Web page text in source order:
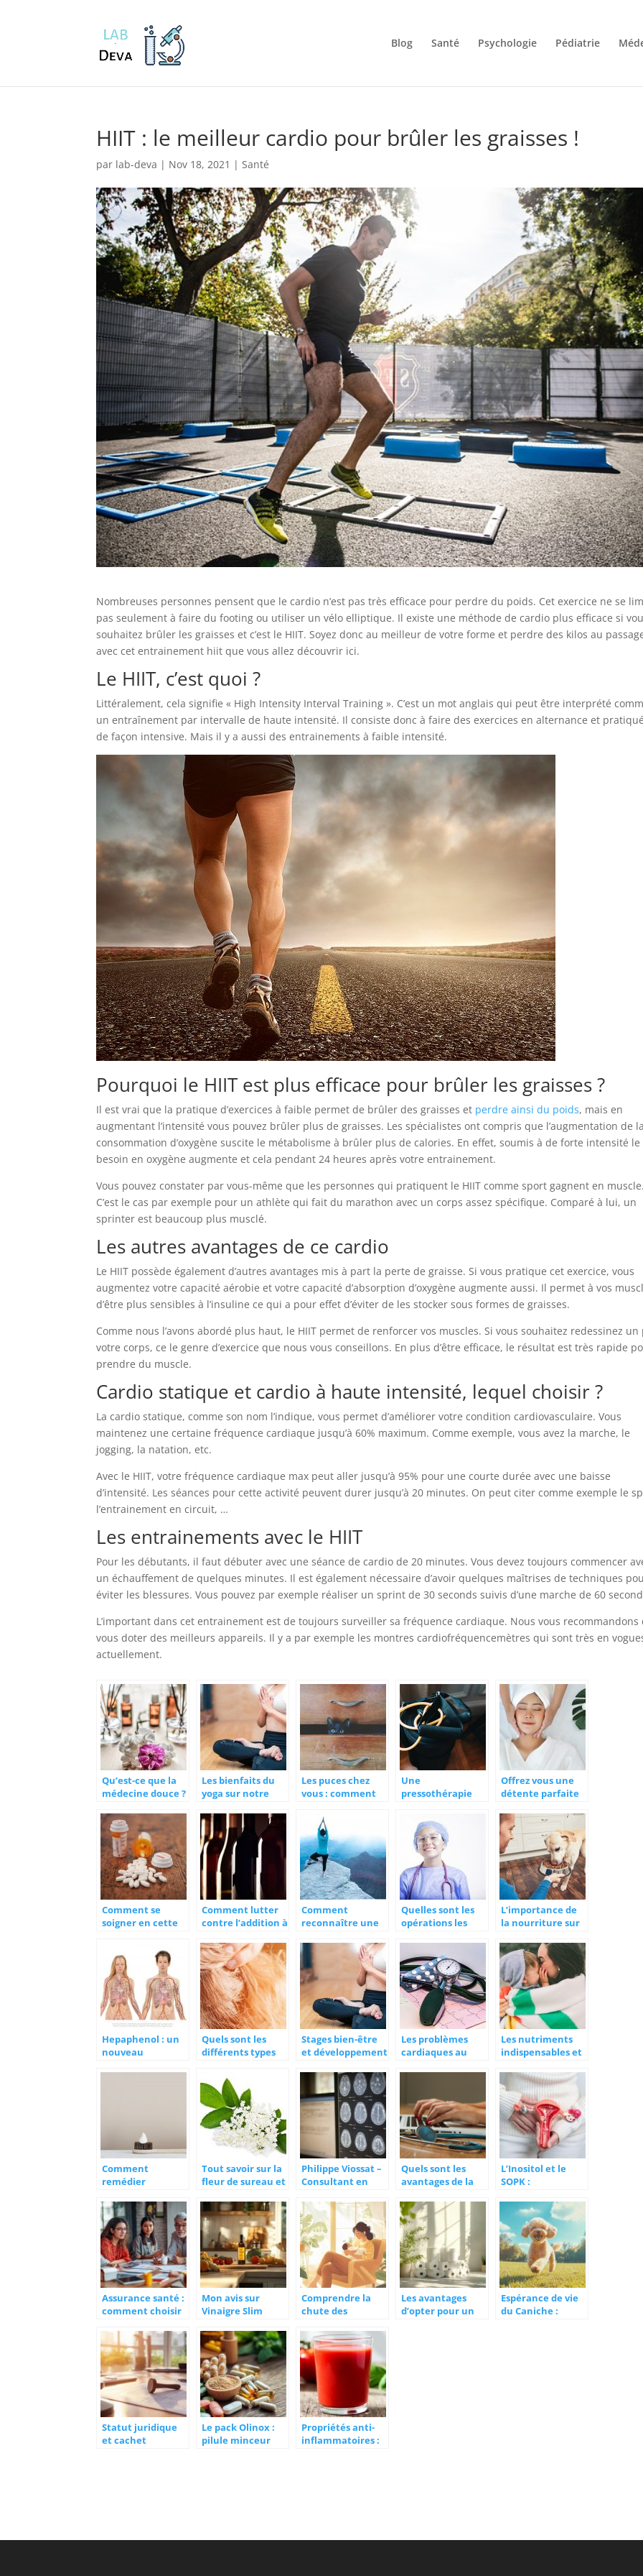
Blog Santé Psychologie Pédiatrie
HIIT : le meilleur cardio pour brûler les graisses !
par lab-deva | Nov 18, 2021 |Santé
Nombreuses personnes pensent que le cardio n’est pas très efficace pour perdre du poids. Cet exercice ne se
pas seulement à faire du footing ou utiliser un vélo elliptique. Il existe une méthode de cardio plus efficace si
souhaitez brûler les graisses et c’est le HIIT. Soyez donc au meilleur de votre forme et perdre des kilos au
avec cet entrainement hiit que vous allez découvrir ici.
Le HIIT, c’est quoi ?
Littéralement, cela signifie « High Intensity Interval Training ». C’est un mot anglais qui peut être interprété
un entraînement par intervalle de haute intensité. Il consiste donc à faire des exercices en alternance et
de façon intensive. Mais il y a aussi des entrainements à faible intensité.
Pourquoi le HIIT est plus efficace pour brûler les graisses ?
Il est vrai que la pratique d’exercices à faible permet de brûler des graisses et perdre ainsi du poids, mais en
augmentant l’intensité vous pouvez brûler plus de graisses. Les spécialistes ont compris que l’augmentation de
consommation d’oxygène suscite le métabolisme à brûler plus de calories. En effet, soumis à de forte intensité le
besoin en oxygène augmente et cela pendant 24 heures après votre entrainement.
Vous pouvez constater par vous-même que les personnes qui pratiquent le HIIT comme sport gagnent en
C’est le cas par exemple pour un athlète qui fait du marathon avec un corps assez spécifique. Comparé à lui, un
sprinter est beaucoup plus musclé.
Les autres avantages de ce cardio
Le HIIT possède également d’autres avantages mis à part la perte de graisse. Si vous pratique cet exercice, vous
augmentez votre capacité aérobie et votre capacité d’absorption d’oxygène augmente aussi. Il permet à vos
d’être plus sensibles à l’insuline ce qui a pour effet d’éviter de les stocker sous formes de graisses.
Comme nous l’avons abordé plus haut, le HIIT permet de renforcer vos muscles. Si vous souhaitez redessinez un
votre corps, ce le genre d’exercice que nous vous conseillons. En plus d’être efficace, le résultat est très rapide
prendre du muscle.
Cardio statique et cardio à haute intensité, lequel choisir ?
La cardio statique, comme son nom l’indique, vous permet d’améliorer votre condition cardiovasculaire. Vous
maintenez une certaine fréquence cardiaque jusqu’à 60% maximum. Comme exemple, vous avez la marche, le
jogging, la natation, etc.
Avec le HIIT, votre fréquence cardiaque max peut aller jusqu’à 95% pour une courte durée avec une baisse
d’intensité. Les séances pour cette activité peuvent durer jusqu’à 20 minutes. On peut citer comme exemple le
l’entrainement en circuit, …
Les entrainements avec le HIIT
Pour les débutants, il faut débuter avec une séance de cardio de 20 minutes. Vous devez toujours commencer
un échauffement de quelques minutes. Il est également nécessaire d’avoir quelques maîtrises de techniques
éviter les blessures. Vous pouvez par exemple réaliser un sprint de 30 seconds suivis d’une marche de 60
L’important dans cet entrainement est de toujours surveiller sa fréquence cardiaque. Nous vous recommandons
vous doter des meilleurs appareils. Il y a par exemple les montres cardiofréquencemètres qui sont très en
actuellement.
Qu’est-ce que la
médecine douce ?
Les bienfaits du
yoga sur notre
Les puces chez
vous : comment
Une
pressothérapie
bien-être
Offrez vous une
détente parfaite
visage à la maison
Lutétia
Comment se
soigner en cette
Comment lutter
contre l’addition à
Comment
reconnaître une
Quelles sont les
opérations les
esthétique ?
L’importance de
la nourriture sur
compagnie
Hepaphenol : un
nouveau
Quels sont les
différents types
surdité ?
Stages bien-être
et développement
agenda des
évènements
Les problèmes
cardiaques au
Les nutriments
indispensables et
alimentaires pour
vivre mieux
Comment
remédier
la mauvaise
haleine ?
Tout savoir sur la
fleur de sureau et
Philippe Viossat –
Consultant en
médicale
Quels sont les
avantages de la
comptes rendus
médicaux
externalisée ?
L’Inositol et le
SOPK :
Différentes
Formes et leur
Ratio
Assurance santé :
comment choisir
mutuelle pour
vous ?
Mon avis sur
Vinaigre Slim
test :
Transformation
et Experience
Detaillee
Comprendre la
chute des
accouchement et
ses impacts sur le
bien-être
Les avantages
d’opter pour un
Espérance de vie
du Caniche :
Statut juridique
et cachet
Le pack Olinox :
pilule minceur
Propriétés anti-
inflammatoires :